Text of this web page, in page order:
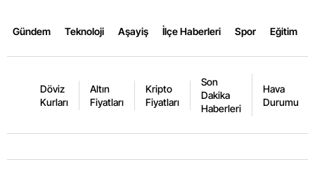
Gündem Teknoloji Aşayiş İlçe Haberleri Spor Eğitim
Döviz
Kurları
Altın
Fiyatları
Kripto
Fiyatları
Son
Dakika
Haberleri
Hava
Durumu